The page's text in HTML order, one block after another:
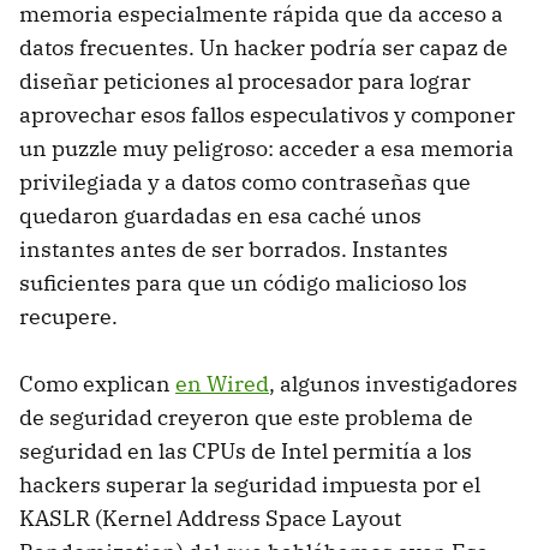
memoria especialmente rápida que da acceso a
datos frecuentes. Un hacker podría ser capaz de
diseñar peticiones al procesador para lograr
aprovechar esos fallos especulativos y componer
un puzzle muy peligroso: acceder a esa memoria
privilegiada y a datos como contraseñas que
quedaron guardadas en esa caché unos
instantes antes de ser borrados. Instantes
suficientes para que un código malicioso los
recupere.
Como explican en Wired, algunos investigadores
de seguridad creyeron que este problema de
seguridad en las CPUs de Intel permitía a los
hackers superar la seguridad impuesta por el
KASLR (Kernel Address Space Layout